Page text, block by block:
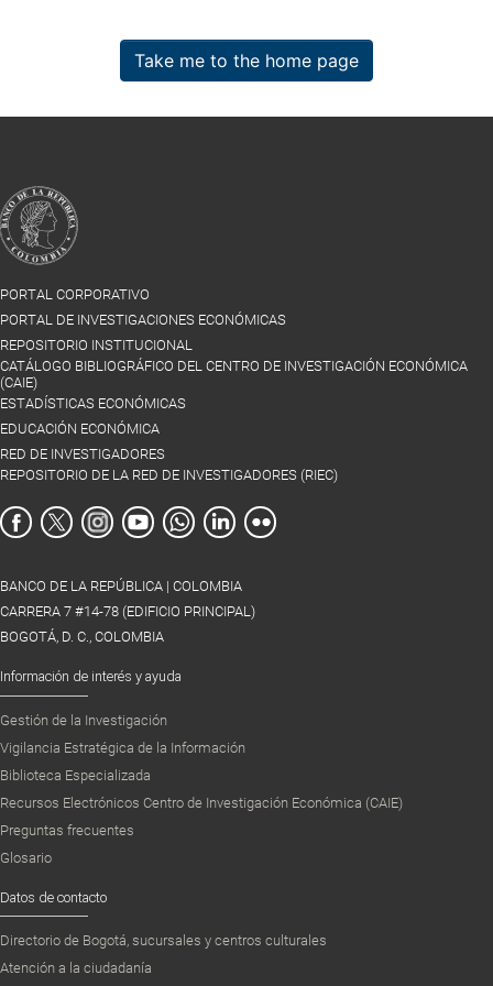
Take me to the home page
PORTAL CORPORATIVO
PORTAL DE INVESTIGACIONES ECONÓMICAS
REPOSITORIO INSTITUCIONAL
CATÁLOGO BIBLIOGRÁFICO DEL CENTRO DE INVESTIGACIÓN ECONÓMICA
(CAIE)
ESTADÍSTICAS ECONÓMICAS
EDUCACIÓN ECONÓMICA
RED DE INVESTIGADORES
REPOSITORIO DE LA RED DE INVESTIGADORES (RIEC)
BANCO DE LA REPÚBLICA | COLOMBIA
CARRERA 7 #14-78 (EDIFICIO PRINCIPAL)
BOGOTÁ, D. C., COLOMBIA
Información de interés y ayuda
Gestión de la Investigación
Vigilancia Estratégica de la Información
Biblioteca Especializada
Recursos Electrónicos Centro de Investigación Económica (CAIE)
Preguntas frecuentes
Glosario
Datos de contacto
Directorio de Bogotá, sucursales y centros culturales
Atención a la ciudadanía